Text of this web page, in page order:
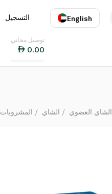
English
اللغة
التسجيل
توصيل مجاني
0.00
المشروبات الشاي الشاي العضوي